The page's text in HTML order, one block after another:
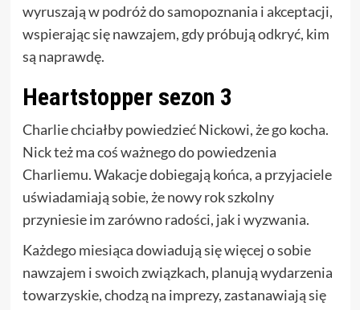
wyruszają w podróż do samopoznania i akceptacji,
wspierając się nawzajem, gdy próbują odkryć, kim
są naprawdę.
Heartstopper sezon 3
Charlie chciałby powiedzieć Nickowi, że go kocha.
Nick też ma coś ważnego do powiedzenia
Charliemu. Wakacje dobiegają końca, a przyjaciele
uświadamiają sobie, że nowy rok szkolny
przyniesie im zarówno radości, jak i wyzwania.
Każdego miesiąca dowiadują się więcej o sobie
nawzajem i swoich związkach, planują wydarzenia
towarzyskie, chodzą na imprezy, zastanawiają się